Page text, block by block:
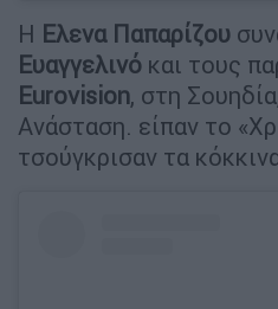
Η Ελενα Παπαρίζου
Ευαγγελινό και τους
Eurovision, στη
Ανάσταση. είπαν το
τσούγκρισαν τα